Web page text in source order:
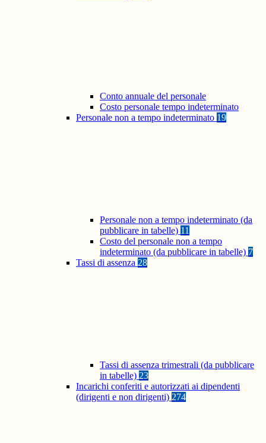
Conto annuale del personale
Costo personale tempo indeterminato
Personale non a tempo indeterminato 19
Personale non a tempo indeterminato (da
pubblicare in tabelle) 11
Costo del personale non a tempo
indeterminato (da pubblicare in tabelle) 7
Tassi di assenza 28
Tassi di assenza trimestrali (da pubblicare
in tabelle) 23
Incarichi conferiti e autorizzati ai dipendenti
(dirigenti e non dirigenti) 274